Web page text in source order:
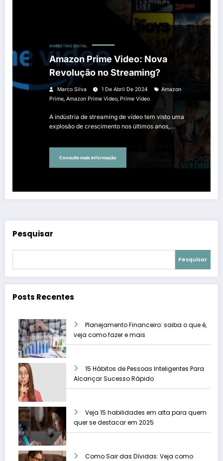
MARKETING DIGITAL
Amazon Prime Video: Nova
Revolução no Streaming?
Marco Silva 1 De Abril De 2024
Amazon
Prime, Amazon Prime Video, Prime Video
A indústria de streaming de vídeo tem visto uma
explosão de crescimento nos últimos anos,…
Consulte mais informação
Pesquisar
Pesquisar
Posts Recentes
Planejamento Financeiro: saiba o que é,
veja como fazer e mais
15 Hábitos de Pessoas Inteligentes Para
Alcançar Sucesso Rápido
Veja 15 habilidades em alta para quem
quer se destacar em 2025
Como Sair das Dívidas: Veja como